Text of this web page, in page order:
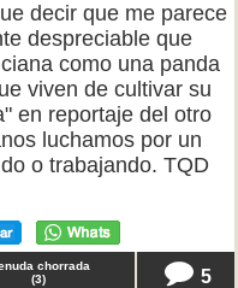
decir que me parece
despreciable que
como una panda
viven de cultivar su
en reportaje del otro
luchamos por un
o trabajando. TQD
chorrada
(3) 5